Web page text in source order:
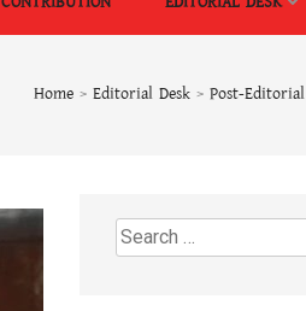
Home > Editorial Desk > Post-Editorial
Search
for: